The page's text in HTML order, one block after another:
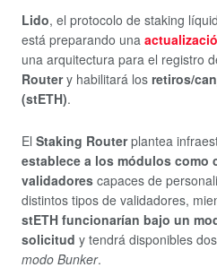
Lido, el protocolo de staking
está preparando una
una arquitectura para el registro
Routery habilitará los retiros/
(stETH).
El Staking Routerplantea
establece a los módulos como
validadores capaces de
distintos tipos de validadores,
stETH funcionarían bajo un
solicitud y tendrá disponibles
modo Bunker.